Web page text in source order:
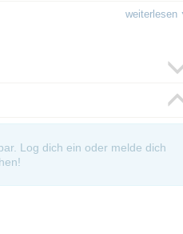
möglich.
in der Reihenfolge der
weiterlesen
Log dich ein oder melde dich